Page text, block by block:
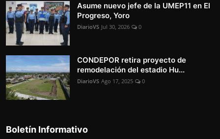
Asume nuevo jefe de la UMEP11 en El
Progreso, Yoro
DiarioVS Jul 30, 2026 0
CONDEPOR retira proyecto de
remodelación del estadio Hu...
DiarioVS Ago 17, 2025 0
Boletín Informativo